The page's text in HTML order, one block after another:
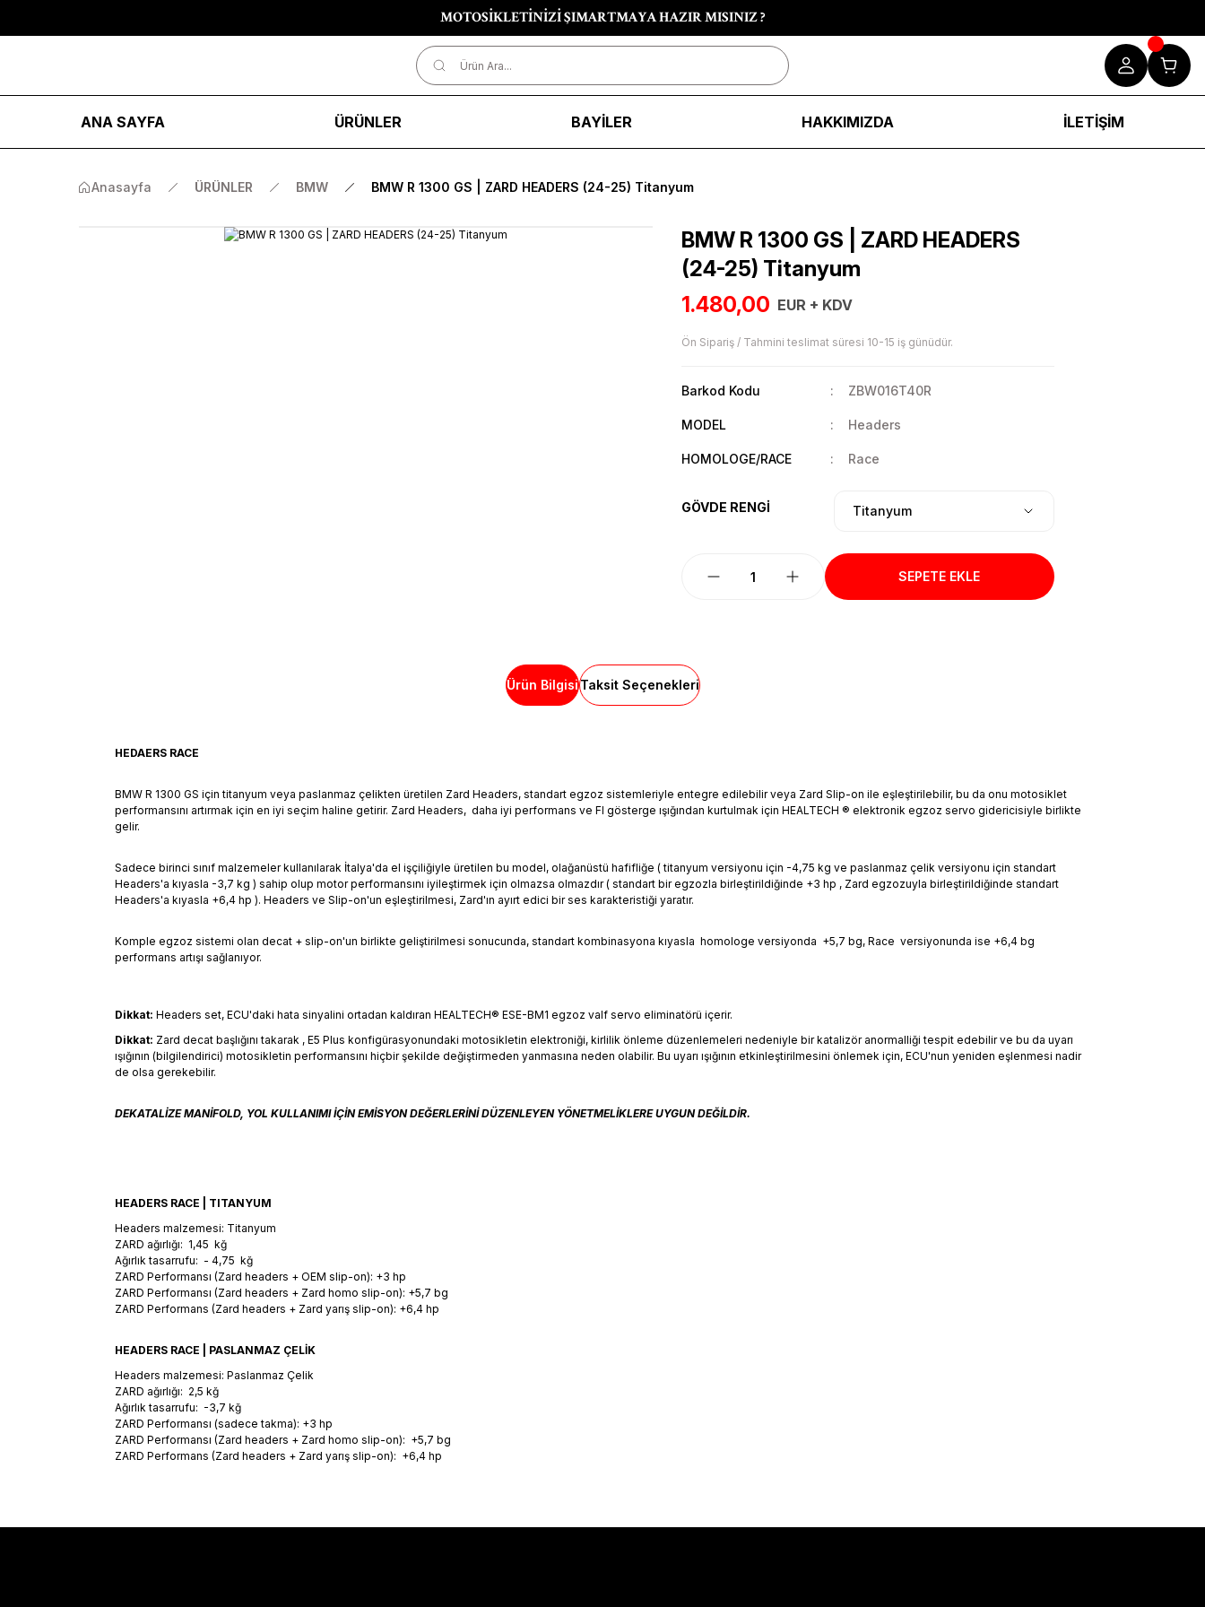
MOTOSİKLETİNİZİ ŞIMARTMAYA HAZIR MISINIZ ?
ANA SAYFA ÜRÜNLER BAYİLER HAKKIMIZDA İLETİŞİM
Anasayfa ÜRÜNLER BMW BMW R 1300 GS | ZARD HEADERS (24-25) Titanyum
BMW R 1300 GS | ZARD HEADERS
(24-25) Titanyum
1.480,00 EUR + KDV
Ön Sipariş / Tahmini teslimat süresi 10-15 iş günüdür.
Barkod Kodu ZBW016T40R
MODEL Headers
HOMOLOGE/RACE Race
GÖVDE RENGİ
SEPETE EKLE
Ürün BilgisiTaksit Seçenekleri
HEDAERS RACE
BMW R 1300 GS için titanyum veya paslanmaz çelikten üretilen Zard Headers, standart egzoz sistemleriyle entegre edilebilir veya Zard Slip-on ile eşleştirilebilir, bu da onu motosiklet
performansını artırmak için en iyi seçim haline getirir. Zard Headers, daha iyi performans ve FI gösterge ışığından kurtulmak için HEALTECH ® elektronik egzoz servo gidericisiyle birlikte
gelir.
Sadece birinci sınıf malzemeler kullanılarak İtalya'da el işçiliğiyle üretilen bu model, olağanüstü hafifliğe ( titanyum versiyonu için -4,75 kg ve paslanmaz çelik versiyonu için standart
Headers'a kıyasla -3,7 kg ) sahip olup motor performansını iyileştirmek için olmazsa olmazdır ( standart bir egzozla birleştirildiğinde +3 hp , Zard egzozuyla birleştirildiğinde standart
Headers'a kıyasla +6,4 hp ). Headers ve Slip-on'un eşleştirilmesi, Zard'ın ayırt edici bir ses karakteristiği yaratır.
Komple egzoz sistemi olan decat + slip-on'un birlikte geliştirilmesi sonucunda, standart kombinasyona kıyasla homologe versiyonda +5,7 bg, Race versiyonunda ise +6,4 bg
performans artışı sağlanıyor.
Dikkat: Headers set, ECU'daki hata sinyalini ortadan kaldıran HEALTECH® ESE-BM1 egzoz valf servo eliminatörü içerir.
Dikkat: Zard decat başlığını takarak , E5 Plus konfigürasyonundaki motosikletin elektroniği, kirlilik önleme düzenlemeleri nedeniyle bir katalizör anormalliği tespit edebilir ve bu da uyarı
ışığının (bilgilendirici) motosikletin performansını hiçbir şekilde değiştirmeden yanmasına neden olabilir. Bu uyarı ışığının etkinleştirilmesini önlemek için, ECU'nun yeniden eşlenmesi nadir
de olsa gerekebilir.
DEKATALİZE MANİFOLD, YOL KULLANIMI İÇİN EMİSYON DEĞERLERİNİ DÜZENLEYEN YÖNETMELİKLERE UYGUN DEĞİLDİR.
HEADERS RACE | TITANYUM
Headers malzemesi: Titanyum
ZARD ağırlığı: 1,45 kğ
Ağırlık tasarrufu: - 4,75 kğ
ZARD Performansı (Zard headers + OEM slip-on): +3 hp
ZARD Performansı (Zard headers + Zard homo slip-on): +5,7 bg
ZARD Performans (Zard headers + Zard yarış slip-on): +6,4 hp
HEADERS RACE | PASLANMAZ ÇELİK
Headers malzemesi: Paslanmaz Çelik
ZARD ağırlığı: 2,5 kğ
Ağırlık tasarrufu: -3,7 kğ
ZARD Performansı (sadece takma): +3 hp
ZARD Performansı (Zard headers + Zard homo slip-on): +5,7 bg
ZARD Performans (Zard headers + Zard yarış slip-on): +6,4 hp